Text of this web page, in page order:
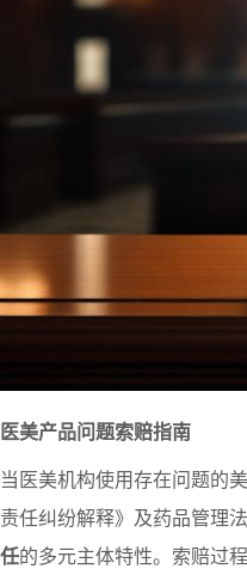
医美产品问题索赔指南
当医美机构使用存在问题的
责任纠纷解释》及药品管理
任的多元主体特性。索赔过